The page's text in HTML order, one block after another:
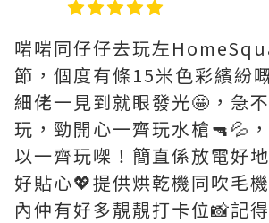
啱啱同仔仔去玩左
節，個度有條15米色彩繽紛
細佬一見到就眼發光🤩，急
玩，勁開心一齊玩水槍🔫💦
以一齊玩㗎！簡直係放電好
好貼心💖提供烘乾機同吹毛
內仲有好多靚靚打卡位📸記